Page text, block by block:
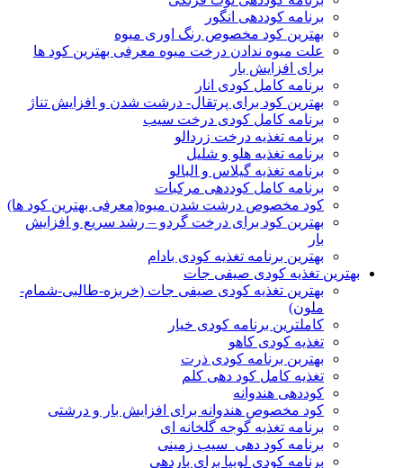
برنامه کوددهی انگور
بهترین کود مخصوص رنگ اوری میوه
علت میوه ندادن درخت میوه معرفی بهترین کود ها
برای افزایش بار
برنامه کامل کودی انار
بهترین کود برای پرتقال- درشت شدن و افزایش تناژ
برنامه کامل کودی درخت سیب
برنامه تغذیه درخت زردالو
برنامه تغذیه هلو و شلیل
برنامه تغذیه گیلاس و البالو
برنامه کامل کوددهی مرکبات
کود مخصوص درشت شدن میوه(معرفی بهترین کود ها)
بهترین کود برای درخت گردو – رشد سریع و افزایش
بار
بهترین برنامه تغذیه کودی بادام
بهترین تغذیه کودی صیفی جات
بهترین تغذیه کودی صیفی جات (خربزه-طالبی-شمام-
ملون)
کاملترین برنامه کودی خیار
تغذیه کودی کاهو
بهتربن برنامه کودی ذرت
تغذیه کامل کود دهی کلم
کوددهی هندوانه
کود مخصوص هندوانه برای افزایش بار و درشتی
برنامه تغذیه گوجه گلخانه ای
برنامه کود دهی سیب زمینی
برنامه کودی لوبیا برای باردهی